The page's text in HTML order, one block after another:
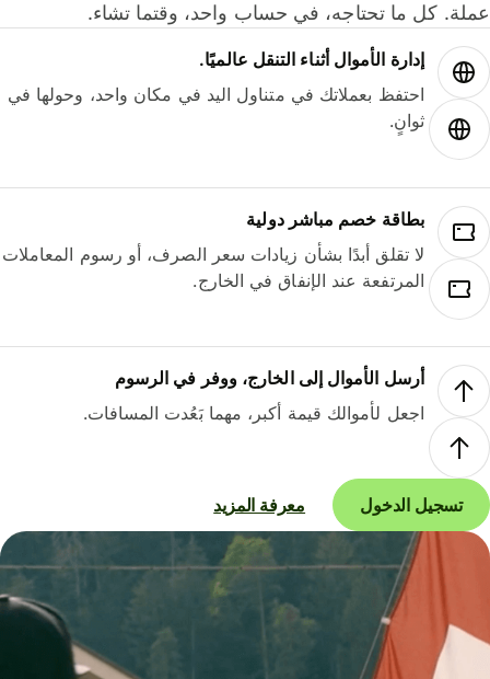
كل ما تحتاجه، في حساب واحد، وقتما تشاء.
إدارة الأموال أثناء التنقل عالميًا.
احتفظ بعملاتك في متناول اليد في مكان واحد، وحولها في
ثوانٍ.
بطاقة خصم مباشر دولية
لا تقلق أبدًا بشأن زيادات سعر الصرف، أو رسوم المعاملات
المرتفعة عند الإنفاق في الخارج.
أرسل الأموال إلى الخارج، ووفر في الرسوم
اجعل لأموالك قيمة أكبر، مهما بَعُدت المسافات.
تسجيل الدخول معرفة المزيد